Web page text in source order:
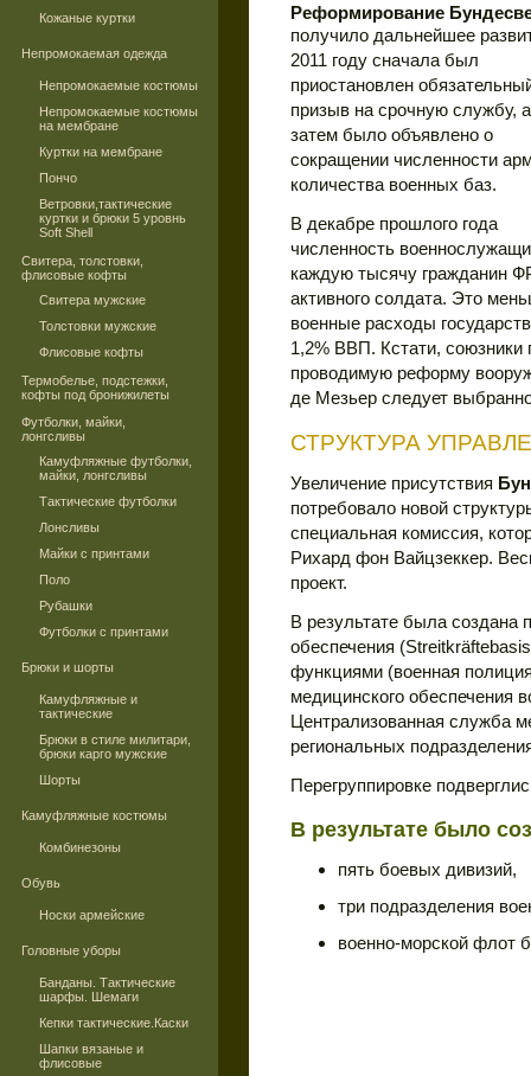
Кожаные куртки
Непромокаемая одежда
Непромокаемые костюмы
Непромокаемые костюмы
на мембране
Куртки на мембране
Пончо
Ветровки,тактические
куртки и брюки 5 уровнь
Soft Shell
Свитера, толстовки,
флисовые кофты
Свитера мужские
Толстовки мужские
Флисовые кофты
Термобелье, подстежки,
кофты под бронижилеты
Футболки, майки,
лонгсливы
Камуфляжные футболки,
майки, лонгсливы
Тактические футболки
Лонсливы
Майки с принтами
Поло
Рубашки
Футболки с принтами
Брюки и шорты
Камуфляжные и
тактические
Брюки в стиле милитари,
брюки карго мужские
Шорты
Камуфляжные костюмы
Комбинезоны
Обувь
Носки армейские
Головные уборы
Банданы. Тактические
шарфы. Шемаги
Кепки тактические.Каски
Шапки вязаные и
флисовые
Реформирование
получило дальнейшее
2011 году сначала был
приостановлен
призыв на срочную службу, а
затем было объявлено о
сокращении численности
количества военных баз.
В декабре прошлого года
численность
каждую тысячу гражданин
активного солдата. Это
военные расходы
1,2% ВВП. Кстати,
проводимую реформу
де Мезьер следует
СТРУКТУРА
Увеличение присутствия
потребовало новой
специальная комиссия,
Рихард фон Вайцзеккер.
проект.
В результате была
обеспечения
функциями (военная
медицинского обеспечения
Централизованная служба
региональных
Перегруппировке
В результате было
пять боевых дивизий,
три подразделения
военно-морской флот